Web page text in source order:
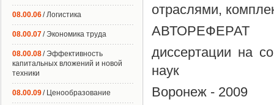
отраслями,
АВТОРЕФЕРАТ
диссертации на
наук
Воронеж - 2009
08.00.06/ Логистика
08.00.07/ Экономика труда
08.00.08/ Эффективность
капитальных вложений и новой
техники
08.00.09/ Ценообразование